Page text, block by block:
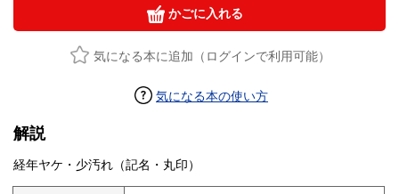
かごに入れる
気になる本に追加（ログインで利用可能）
気になる本の使い方
解説
経年ヤケ・少汚れ（記名・丸印）